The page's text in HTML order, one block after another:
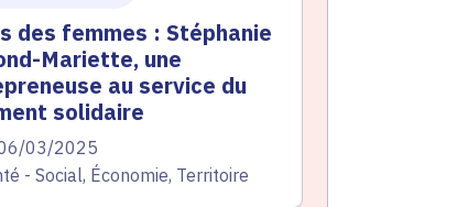
des femmes : Stéphanie
Mariette, une
au service du
solidaire
l'arrêté
03/2025
- Social, Économie, Territoire